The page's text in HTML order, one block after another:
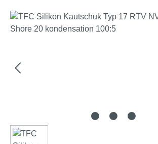
Bildergalerie überspringen